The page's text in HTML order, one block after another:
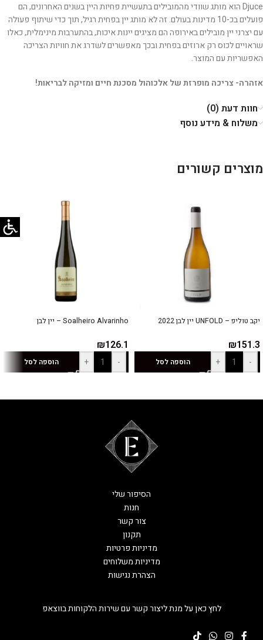
Djuce הוא מותג שוודי מהמובילים בתעשיית פחיות היין בשנים האחרונים, הם
פועלים בכ-10 מדינות בעולם. זה לא מותג יין בפחית רגיל, תוך כדי שיתוף פעולה
עם יצרני יין מובילים באירופה הם מציגים יינות איכות, בהתערבות מינימלית, כאלו
שראויים לכוס רק ארוזים בפחית ובכך מאפשרים לשדרג את חוויות הצריכה
האפשריות עם המוצר.
אזהרה- צריכה מופרזת של אלכוהול מסכנת חיים ומזיקה לבריאות!
חוות דעת (0)
משלוח & מידע נוסף
מוצרים קשורים
יקב טוליפ – UNFOLD יין לבן 2022
₪151.3
-
+ הוספה לסל
Soalheiro Alvarinho – יין לבן
₪126.1
-
+ הוספה לסל
לחץ כאן על מנת ליצור קשר עם שירות הלקוחות בווצאפ
הסיפור שלי
חנות
צור קשר
תקנון
מדיניות פרטיות
מדיניות משלוחים
הצהרת נגישות